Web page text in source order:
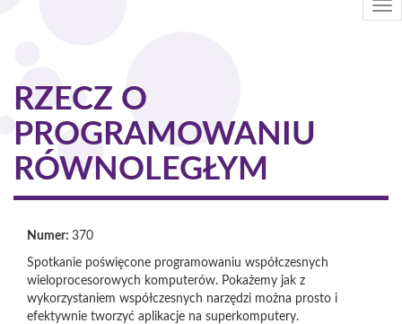
RZECZ O
PROGRAMOWANIU
RÓWNOLEGŁYM
Numer: 370
Spotkanie poświęcone programowaniu współczesnych
wieloprocesorowych komputerów. Pokażemy jak z
wykorzystaniem współczesnych narzędzi można prosto i
efektywnie tworzyć aplikacje na superkomputery.